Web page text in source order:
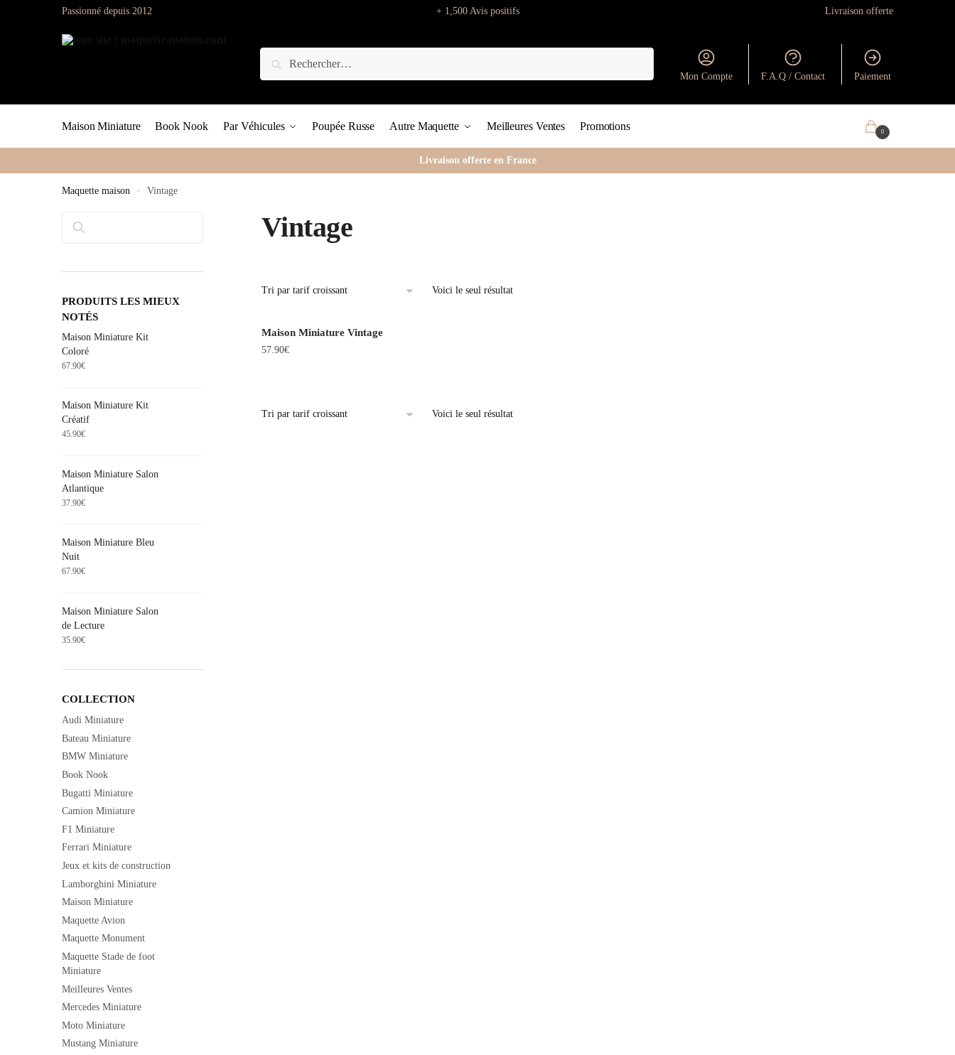
Passionné depuis 2012 + 1,500 Avis positifs Livraison offerte
Mon Compte F.A.Q / Contact Paiement
Maison Miniature Book Nook Par Véhicules Poupée Russe Autre Maquette Meilleures Ventes Promotions 0
Livraison offerte en France
Maquette maison » Vintage
Vintage
Voici le seul résultat
Maison Miniature Vintage
57.90€
Voici le seul résultat
PRODUITS LES MIEUX
NOTÉS
Maison Miniature Kit
Coloré
67.90€
Maison Miniature Kit
Créatif
45.90€
Maison Miniature Salon
Atlantique
37.90€
Maison Miniature Bleu
Nuit
67.90€
Maison Miniature Salon
de Lecture
35.90€
COLLECTION
Audi Miniature
Bateau Miniature
BMW Miniature
Book Nook
Bugatti Miniature
Camion Miniature
F1 Miniature
Ferrari Miniature
Jeux et kits de construction
Lamborghini Miniature
Maison Miniature
Maquette Avion
Maquette Monument
Maquette Stade de foot
Miniature
Meilleures Ventes
Mercedes Miniature
Moto Miniature
Mustang Miniature